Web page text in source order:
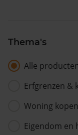
Thema's
Alle
Erfgrenzen &
Woning
Eigendom en